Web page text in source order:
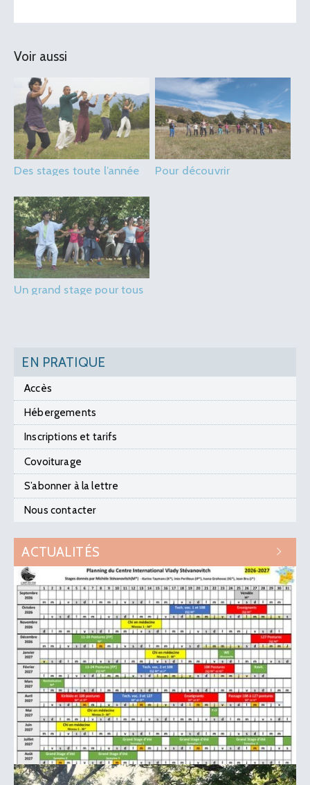
Voir aussi
Des stages toute l’année Pour découvrir
Un grand stage pour tous
EN PRATIQUE
Accès
Hébergements
Inscriptions et tarifs
Covoiturage
S’abonner à la lettre
Nous contacter
ACTUALITÉS